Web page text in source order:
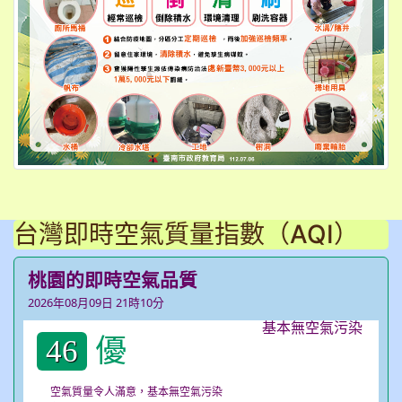
台灣即時空氣質量指數（AQI）
桃園的即時空氣品質
2026年08月09日 21時10分
46 優
空氣質量令人滿意，基本無空氣污染